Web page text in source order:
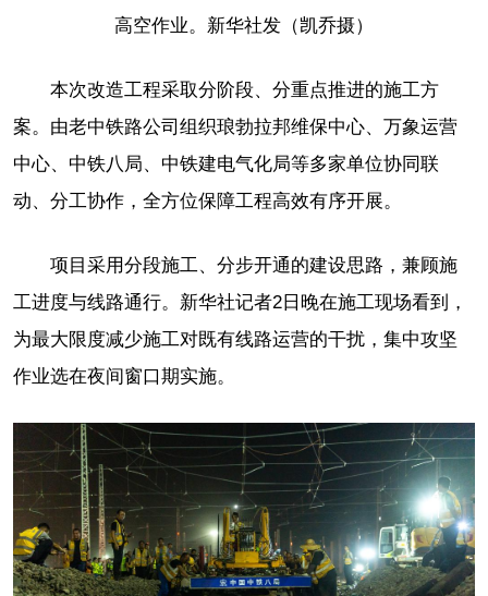
高空作业。新华社发（凯乔摄）
本次改造工程采取分阶段、分重点推进的施工方
案。由老中铁路公司组织琅勃拉邦维保中心、万象运营
中心、中铁八局、中铁建电气化局等多家单位协同联
动、分工协作，全方位保障工程高效有序开展。
项目采用分段施工、分步开通的建设思路，兼顾施
工进度与线路通行。新华社记者2日晚在施工现场看到，
为最大限度减少施工对既有线路运营的干扰，集中攻坚
作业选在夜间窗口期实施。